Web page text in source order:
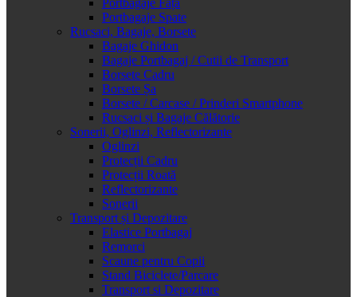
Portbagaje Spate
Rucsaci, Bagaje, Borsete
Bagaje Ghidon
Bagaje Portbagaj / Cutii de Transport
Borsete Cadru
Borsete Șa
Borsete / Carcase / Prinderi Smartphone
Rucsaci și Bagaje Călătorie
Sonerii, Oglinzi, Reflectorizante
Oglinzi
Protecții Cadru
Protecții Roată
Reflectorizante
Sonerii
Transport și Depozitare
Elastice Portbagaj
Remorci
Scaune pentru Copii
Stand Biciclete/Parcare
Transport si Depozitare